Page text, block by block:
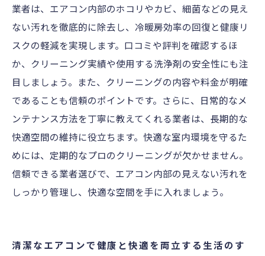
業者は、エアコン内部のホコリやカビ、細菌などの見え
ない汚れを徹底的に除去し、冷暖房効率の回復と健康リ
スクの軽減を実現します。口コミや評判を確認するほ
か、クリーニング実績や使用する洗浄剤の安全性にも注
目しましょう。また、クリーニングの内容や料金が明確
であることも信頼のポイントです。さらに、日常的なメ
ンテナンス方法を丁寧に教えてくれる業者は、長期的な
快適空間の維持に役立ちます。快適な室内環境を守るた
めには、定期的なプロのクリーニングが欠かせません。
信頼できる業者選びで、エアコン内部の見えない汚れを
しっかり管理し、快適な空間を手に入れましょう。
清潔なエアコンで健康と快適を両立する生活のす